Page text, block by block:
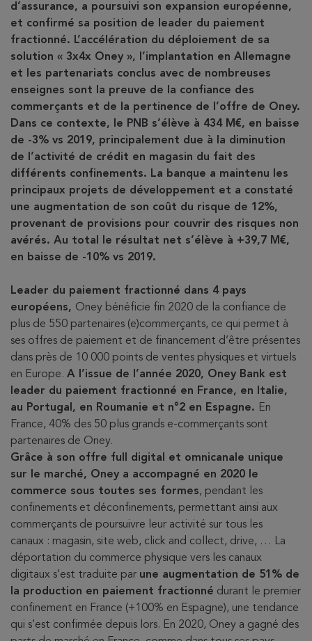
d’assurance, a poursuivi son expansion européenne,
et confirmé sa position de leader du paiement
fractionné. L’accélération du déploiement de sa
solution « 3x4x Oney », l’implantation en Allemagne
et les partenariats conclus avec de nombreuses
enseignes sont la preuve de la confiance des
commerçants et de la pertinence de l’offre de Oney.
Dans ce contexte, le PNB s’élève à 434 M€, en baisse
de -3% vs 2019, principalement due à la diminution
de l’activité de crédit en magasin du fait des
différents confinements. La banque a maintenu les
principaux projets de développement et a constaté
une augmentation de son coût du risque de 12%,
provenant de provisions pour couvrir des risques non
avérés. Au total le résultat net s’élève à +39,7 M€,
en baisse de -10% vs 2019.
Leader du paiement fractionné dans 4 pays
européens, Oney bénéficie fin 2020 de la confiance de
plus de 550 partenaires (e)commerçants, ce qui permet à
ses offres de paiement et de financement d’être présentes
dans près de 10 000 points de ventes physiques et virtuels
en Europe. A l’issue de l’année 2020, Oney Bank est
leader du paiement fractionné en France, en Italie,
au Portugal, en Roumanie et n°2 en Espagne. En
France, 40% des 50 plus grands e-commerçants sont
partenaires de Oney.
Grâce à son offre full digital et omnicanale unique
sur le marché, Oney a accompagné en 2020 le
commerce sous toutes ses formes, pendant les
confinements et déconfinements, permettant ainsi aux
commerçants de poursuivre leur activité sur tous les
canaux : magasin, site web, click and collect, drive, … La
déportation du commerce physique vers les canaux
digitaux s’est traduite par une augmentation de 51% de
la production en paiement fractionné durant le premier
confinement en France (+100% en Espagne), une tendance
qui s’est confirmée depuis lors. En 2020, Oney a gagné des